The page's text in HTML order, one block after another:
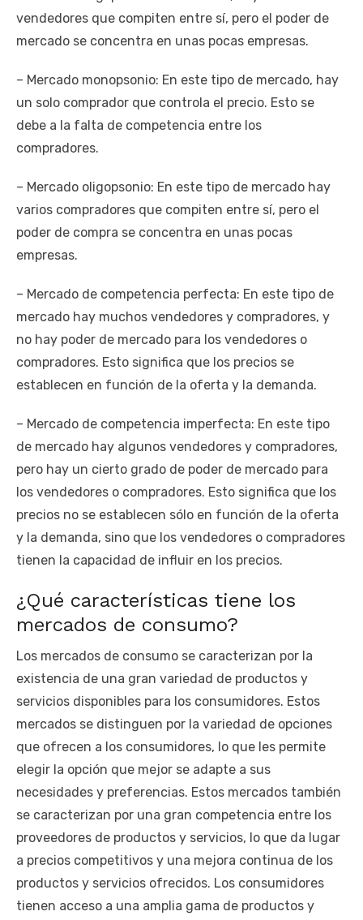
vendedores que compiten entre sí, pero el poder de
mercado se concentra en unas pocas empresas.
– Mercado monopsonio: En este tipo de mercado, hay
un solo comprador que controla el precio. Esto se
debe a la falta de competencia entre los
compradores.
– Mercado oligopsonio: En este tipo de mercado hay
varios compradores que compiten entre sí, pero el
poder de compra se concentra en unas pocas
empresas.
– Mercado de competencia perfecta: En este tipo de
mercado hay muchos vendedores y compradores, y
no hay poder de mercado para los vendedores o
compradores. Esto significa que los precios se
establecen en función de la oferta y la demanda.
– Mercado de competencia imperfecta: En este tipo
de mercado hay algunos vendedores y compradores,
pero hay un cierto grado de poder de mercado para
los vendedores o compradores. Esto significa que los
precios no se establecen sólo en función de la oferta
y la demanda, sino que los vendedores o compradores
tienen la capacidad de influir en los precios.
¿Qué características tiene los
mercados de consumo?
Los mercados de consumo se caracterizan por la
existencia de una gran variedad de productos y
servicios disponibles para los consumidores. Estos
mercados se distinguen por la variedad de opciones
que ofrecen a los consumidores, lo que les permite
elegir la opción que mejor se adapte a sus
necesidades y preferencias. Estos mercados también
se caracterizan por una gran competencia entre los
proveedores de productos y servicios, lo que da lugar
a precios competitivos y una mejora continua de los
productos y servicios ofrecidos. Los consumidores
tienen acceso a una amplia gama de productos y